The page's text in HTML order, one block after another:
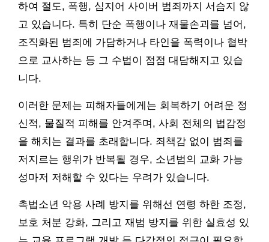
하여 절도, 폭행, 심지어 사이버 범죄까지 서슴지 않
고 있습니다. 특히 단순 폭행이나 재물손괴를 넘어,
조직화된 범죄에 가담하거나 타인을 폭력이나 협박
으로 교사하는 등 그 수법이 점점 대담해지고 있습
니다.
이러한 문제는 피해자들에게는 회복하기 어려운 정
신적, 물질적 피해를 안겨주며, 사회 전체의 법감정
을 해치는 결과를 초래합니다. 죄책감 없이 범죄를
저지르는 행위가 반복될 경우, 소년범의 교화 가능
성마저 저해할 수 있다는 우려가 있습니다.
촉법소년 악용 사례 방지를 위해선 연령 하한 조정,
보호 처분 강화, 그리고 재범 방지를 위한 실효성 있